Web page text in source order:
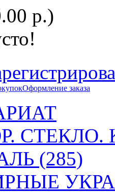
р.)
Оформление заказа
(285)